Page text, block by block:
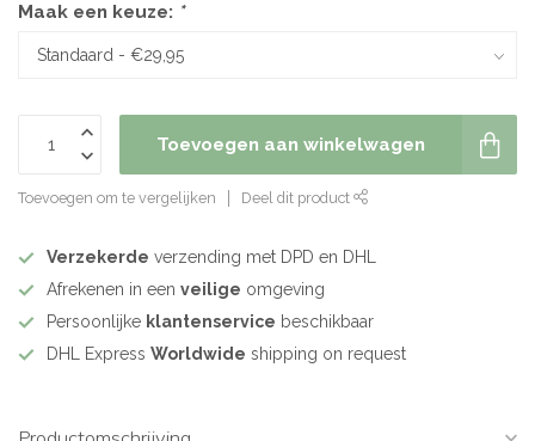
Maak een keuze: *
Toevoegen aan winkelwagen
Toevoegen om te vergelijken Deel dit product
Verzekerde verzending met DPD en DHL
Afrekenen in een veilige omgeving
Persoonlijke klantenservice beschikbaar
DHL Express Worldwide shipping on request